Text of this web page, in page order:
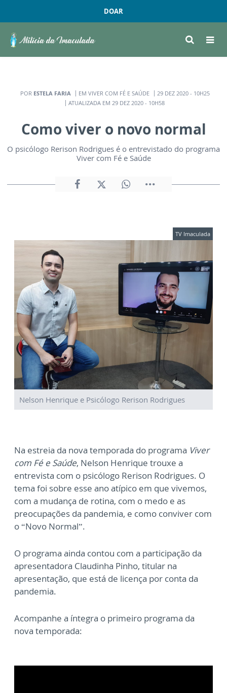
DOAR
POR ESTELA FARIA EM VIVER COM FÉ E SAÚDE
29 DEZ 2020 - 10H25
ATUALIZADA EM 29 DEZ 2020 - 10H58
Como viver o novo normal
O psicólogo Rerison Rodrigues é o entrevistado do programa
Viver com Fé e Saúde
TV Imaculada
Nelson Henrique e Psicólogo Rerison Rodrigues
Na estreia da nova temporada do programa Viver
com Fé e Saúde, Nelson Henrique trouxe a
entrevista com o psicólogo Rerison Rodrigues. O
tema foi sobre esse ano atípico em que vivemos,
com a mudança de rotina, com o medo e as
preocupações da pandemia, e como conviver com
o “Novo Normal”.
O programa ainda contou com a participação da
apresentadora Claudinha Pinho, titular na
apresentação, que está de licença por conta da
pandemia.
Acompanhe a íntegra o primeiro programa da
nova temporada: